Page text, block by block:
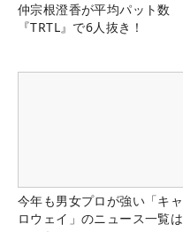
仲宗根澄香が平均パット数
『TRTL』で6人抜き！
今年も男女プロが強い「キャ
ロウェイ」のニュース一覧は